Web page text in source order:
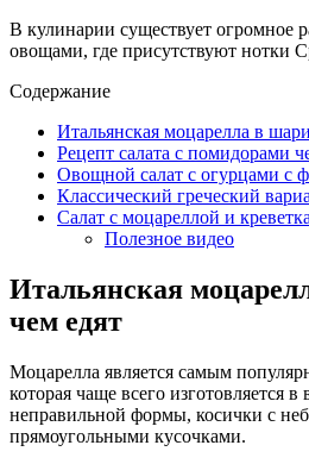
В кулинарии существует огромное
овощами, где присутствуют нотки
Содержание
Итальянская моцарелла в
Рецепт салата с помидорами
Овощной салат с огурцами с
Классический греческий
Салат с моцареллой и
Полезное видео
Итальянская
чем едят
Моцарелла является самым
которая чаще всего изготовляется
неправильной формы, косички с
прямоугольными кусочками.